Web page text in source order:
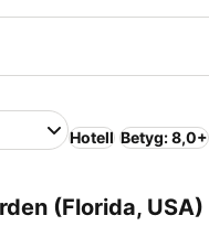
Hotell Betyg: 8,0+
(Florida, USA)